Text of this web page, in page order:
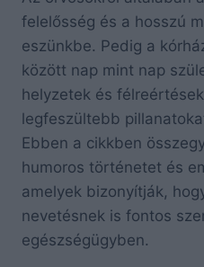
felelősség és a hosszú
eszünkbe. Pedig a
között nap mint nap
helyzetek és
legfeszültebb
Ebben a cikkben
humoros történetet és
amelyek bizonyítják,
nevetésnek is fontos
egészségügyben.